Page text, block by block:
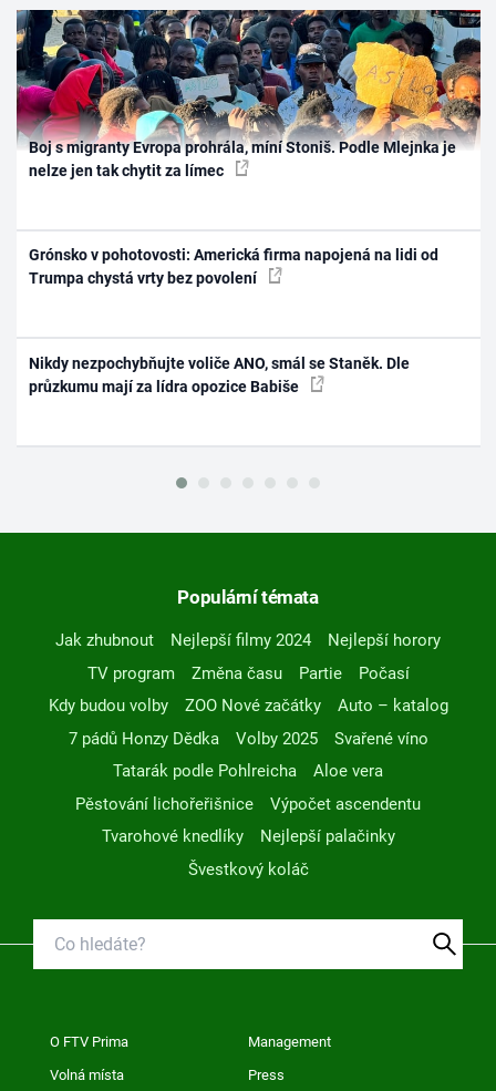
Boj s migranty Evropa prohrála, míní Stoniš. Podle Mlejnka je
nelze jen tak chytit za límec
Grónsko v pohotovosti: Americká firma napojená na lidi od
Trumpa chystá vrty bez povolení
Nikdy nezpochybňujte voliče ANO, smál se Staněk. Dle
průzkumu mají za lídra opozice Babiše
Populární témata
Jak zhubnout Nejlepší filmy 2024
Nejlepší horory
TV program
Změna času Partie
Počasí
Kdy budou volby
ZOO Nové začátky
Auto – katalog
7 pádů Honzy Dědka
Volby 2025
Svařené víno
Tatarák podle Pohlreicha
Aloe vera
Pěstování lichořeřišnice
Výpočet ascendentu
Tvarohové knedlíky
Nejlepší palačinky
Švestkový koláč
O FTV Prima Management
Volná místa Press